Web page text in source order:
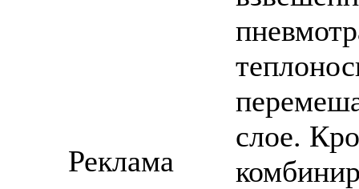
слое.
Реклама